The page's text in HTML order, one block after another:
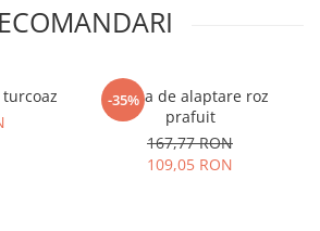
-35%
Perna de alaptare roz
prafuit
167,77 RON
109,05 RON